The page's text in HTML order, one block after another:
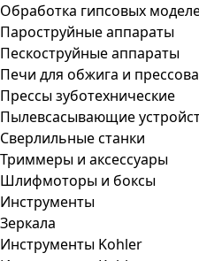
Обработка гипсовых
Пароструйные аппараты
Пескоструйные аппараты
Печи для обжига и
Прессы зуботехнические
Пылевсасывающие
Сверлильные станки
Триммеры и аксессуары
Шлифмоторы и боксы
Инструменты
Зеркала
Инструменты Kohler